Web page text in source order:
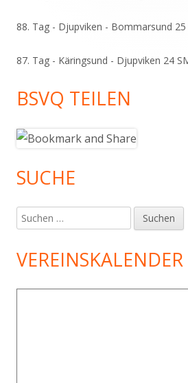
88. Tag - Djupviken - Bommarsund 25
87. Tag - Käringsund - Djupviken 24
BSVQ TEILEN
SUCHE
Suchen
nach:
VEREINSKALENDER